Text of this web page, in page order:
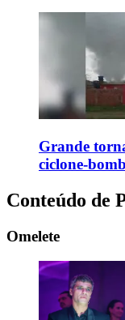
Grande
ciclone-
Conteúdo de
Omelete